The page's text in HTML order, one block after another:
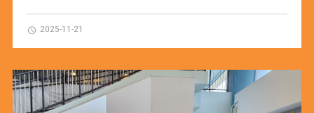
2025-11-21